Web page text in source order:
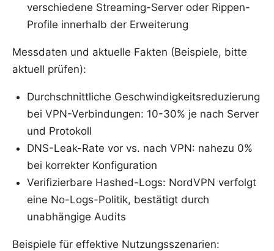
verschiedene Streaming-Server oder Rippen-
Profile innerhalb der Erweiterung
Messdaten und aktuelle Fakten (Beispiele, bitte
aktuell prüfen):
Durchschnittliche Geschwindigkeitsreduzierung
bei VPN-Verbindungen: 10-30% je nach Server
und Protokoll
DNS-Leak-Rate vor vs. nach VPN: nahezu 0%
bei korrekter Konfiguration
Verifizierbare Hashed-Logs: NordVPN verfolgt
eine No-Logs-Politik, bestätigt durch
unabhängige Audits
Beispiele für effektive Nutzungsszenarien: